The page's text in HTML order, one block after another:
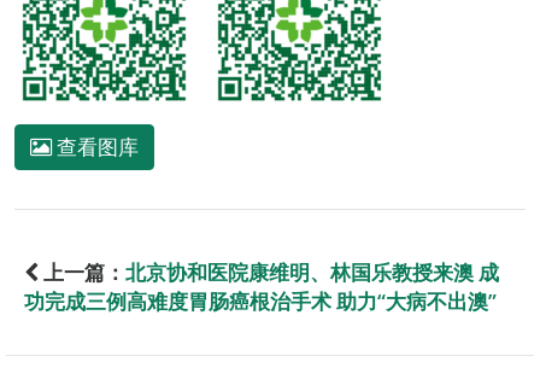
查看图库
上一篇： 北京协和医院康维明、林国乐教授来澳 成
功完成三例高难度胃肠癌根治手术 助力“大病不出澳”